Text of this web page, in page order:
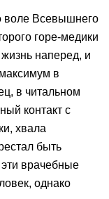
воле Всевышнего
горе-медики
наперед, и
в
в читальном
контакт с
хвала
быть
врачебные
однако